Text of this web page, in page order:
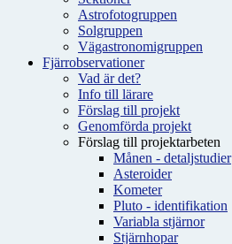
Astrofotogruppen
Solgruppen
Vägastronomigruppen
Fjärrobservationer
Vad är det?
Info till lärare
Förslag till projekt
Genomförda projekt
Förslag till projektarbeten
Månen - detaljstudier
Asteroider
Kometer
Pluto - identifikation
Variabla stjärnor
Stjärnhopar